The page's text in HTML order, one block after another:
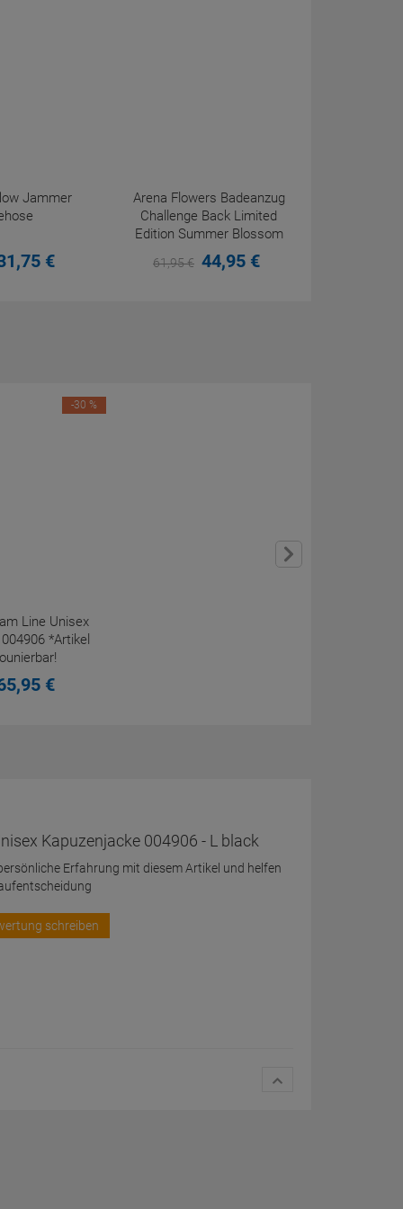
Jammer
75 €
Arena Flowers Badeanzug
Challenge Back Limited
Edition Summer Blossom
61,95€ 44,95 €
Line Unisex
*Artikel
95 €
-30 %
Kapuzenjacke 004906 - L black
Erfahrung mit diesem Artikel und helfen
schreiben